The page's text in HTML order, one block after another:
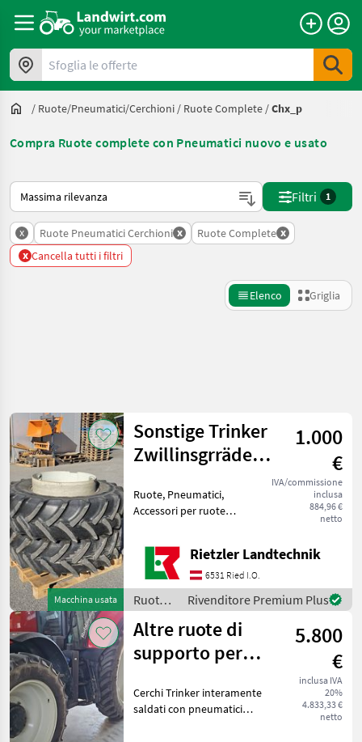
Sfoglia le offerte
/ Ruote/pneumatici/cerchioni / Ruote Complete /Chx_p
Compra Ruote complete con Pneumatici nuovo e usato
Ecco come viene ordinato su Landwirt.com
Filtri 1
x Ruote Pneumatici Cerchioni x Ruote Complete x
x Cancella tutti i filtri
Elenco Griglia
ricerca
Categoria 3 Paese Filtri
PERCORSO
ATTUALE
Settore
agricolo
Ruote
Pneumatici
Cerchioni
Ruote
Complete
SCEGLI
CATEGORIA
Ruote complete
Reimposta
Mostra
13
risultati
Macchina usata
Sonstige Trinker
Zwillinsgrräder
1.000
€
IVA/commissione
inclusa
884,96 €
netto
Ruote, Pneumatici,
Accessori per ruote
Ruote completeRietzler Landtechnik
6531 Ried I.O.
Ruote/pneumatici/cerchioni
/
Sonstige
Rivenditore Premium Plus
Altre ruote di
supporto per
Holland T6, Cas
5.800
€
inclusa IVA
20%
4.833,33 €
netto
Cerchi Trinker interamente
saldati con pneumatici